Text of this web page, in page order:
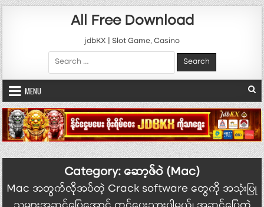
Skip to content
All Free Download
jdbKX | Slot Game, Casino
Search for:
MENU
Category: ဆော့ဖ်ဝဲ (Mac)
Mac အတွက်လိုအပ်တဲ့ Crack software တွေကို အသုံးပြု